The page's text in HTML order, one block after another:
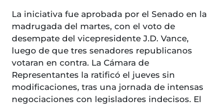
La iniciativa fue aprobada por el Senado en la
madrugada del martes, con el voto de
desempate del vicepresidente J.D. Vance,
luego de que tres senadores republicanos
votaran en contra. La Cámara de
Representantes la ratificó el jueves sin
modificaciones, tras una jornada de intensas
negociaciones con legisladores indecisos. El